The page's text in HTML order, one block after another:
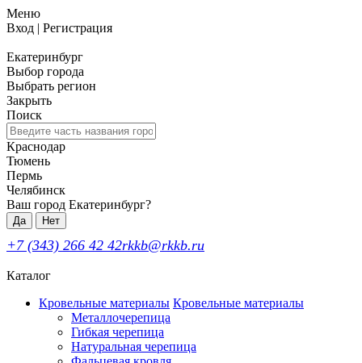
Меню
Вход | Регистрация
Екатеринбург
Выбор города
Выбрать регион
Закрыть
Поиск
Краснодар
Тюмень
Пермь
Челябинск
Ваш город Екатеринбург?
Да Нет
+7 (343) 266 42 42rkkb@rkkb.ru
Каталог
Кровельные материалы Кровельные материалы
Металлочерепица
Гибкая черепица
Натуральная черепица